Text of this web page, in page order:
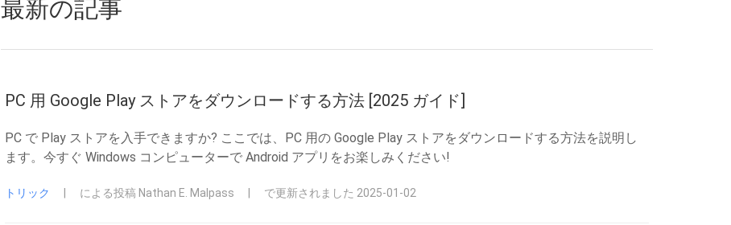
最新の記事
PC 用 Google Play ストアをダウンロードする方法 [2025 ガイド]
PC で Play ストアを入手できますか? ここでは、PC 用の Google Play ストアをダウンロードする方法を説明し
ます。今すぐ Windows コンピューターで Android アプリをお楽しみください!
トリック による投稿 Nathan E. Malpass で更新されました 2025-01-02